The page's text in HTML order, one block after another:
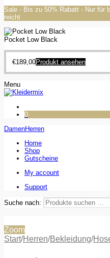
Sale - Bis zu 50% Rabatt - Nur für
reicht
Pocket Low Black
€189,00Produkt ansehen
Menu
0
DamenHerren
Home
Shop
Gutscheine
My account
Support
Suche nach:
Zoom
Start/Herren/Bekleidung/